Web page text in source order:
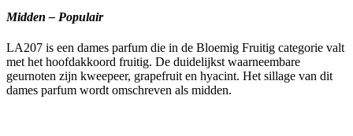
Midden – Populair
LA207 is een dames parfum die in de Bloemig Fruitig categorie valt
met het hoofdakkoord fruitig. De duidelijkst waarneembare
geurnoten zijn kweepeer, grapefruit en hyacint. Het sillage van dit
dames parfum wordt omschreven als midden.